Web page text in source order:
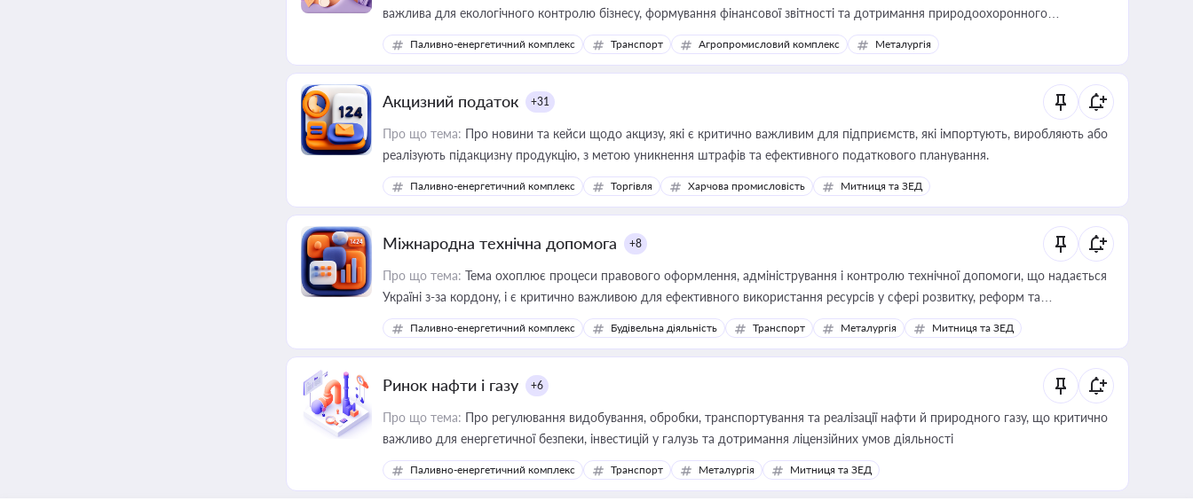
важлива для екологічного контролю бізнесу, формування фінансової звітності та дотримання природоохоронного
законодавства
Паливно-енергетичний комплекс Транспорт Агропромисловий комплекс Металургія
Акцизний податок +31
Про що тема: Про новини та кейси щодо акцизу, які є критично важливим для підприємств, які імпортують, виробляють або
реалізують підакцизну продукцію, з метою уникнення штрафів та ефективного податкового планування.
Паливно-енергетичний комплекс Торгівля Харчова промисловість Митниця та ЗЕД
Міжнародна технічна допомога +8
Про що тема: Тема охоплює процеси правового оформлення, адміністрування і контролю технічної допомоги, що надається
Україні з-за кордону, і є критично важливою для ефективного використання ресурсів у сфері розвитку, реформ та
інфраструктурних проєктів
Паливно-енергетичний комплекс Будівельна діяльність Транспорт Металургія Митниця та ЗЕД
Ринок нафти і газу +6
Про що тема: Про регулювання видобування, обробки, транспортування та реалізації нафти й природного газу, що критично
важливо для енергетичної безпеки, інвестицій у галузь та дотримання ліцензійних умов діяльності
Паливно-енергетичний комплекс Транспорт Металургія Митниця та ЗЕД